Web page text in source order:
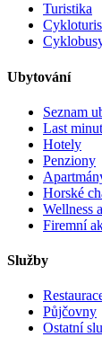
Turistika
Ubytování
Seznam
Last
Hotely
Penziony
Horské
Wellness
Firemní
Služby
Půjčovny
Ostatní